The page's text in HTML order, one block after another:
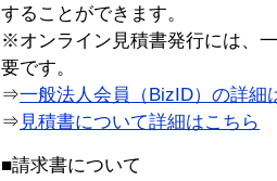
することができます。
※オンライン見積書発行には、
要です。
⇒一般法人会員（BizID）の詳細
⇒ 見積書について詳細はこちら
■請求書について